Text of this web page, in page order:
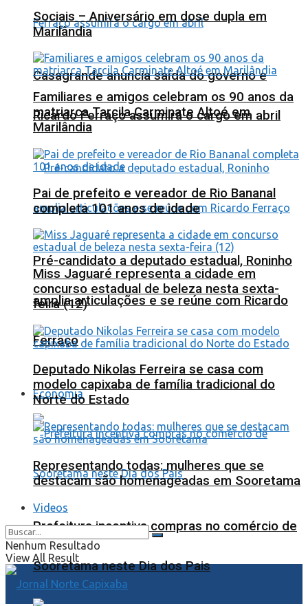
Casagrande anuncia saída do governo e
Ricardo Ferraço assumirá o cargo em abril
Pré-candidato a deputado estadual, Roninho
amplia articulações e se reúne com Ricardo
Ferraço
Economia
Prefeitura incentiva compras no comércio de
Sooretama neste Dia dos Pais
Sociais – Aniversário em dose dupla em
Marilândia
Familiares e amigos celebram os 90 anos da
matriarca Tarcila Carminate Altoé em
Marilândia
Pai de prefeito e vereador de Rio Bananal
completa 101 anos de idade
Miss Jaguaré representa a cidade em
concurso estadual de beleza nesta sexta-
feira (12)
Deputado Nikolas Ferreira se casa com
modelo capixaba de família tradicional do
Norte do Estado
Representando todas: mulheres que se
destacam são homenageadas em Sooretama
Videos
Nenhum Resultado
View All Result